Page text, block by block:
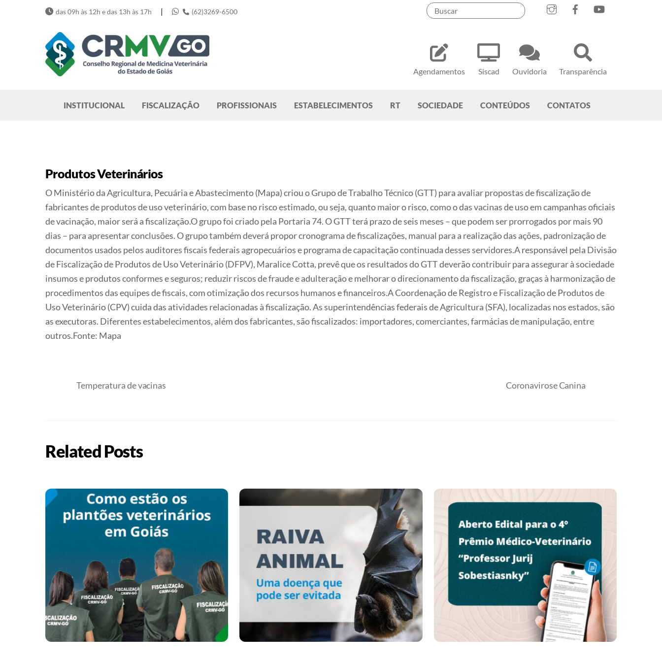
Agendamentos Siscad Ouvidoria Transparência
das 09h às 12h e das 13h às 17h | (62)3269-6500
INSTITUCIONAL FISCALIZAÇÃO PROFISSIONAIS ESTABELECIMENTOS RT SOCIEDADE CONTEÚDOS CONTATOS
Produtos Veterinários
O Ministério da Agricultura, Pecuária e Abastecimento (Mapa) criou o Grupo de Trabalho Técnico (GTT) para avaliar propostas de fiscalização de
fabricantes de produtos de uso veterinário, com base no risco estimado, ou seja, quanto maior o risco, como o das vacinas de uso em campanhas oficiais
de vacinação, maior será a fiscalização.O grupo foi criado pela Portaria 74. O GTT terá prazo de seis meses – que podem ser prorrogados por mais 90
dias – para apresentar conclusões. O grupo também deverá propor cronograma de fiscalizações, manual para a realização das ações, padronização de
documentos usados pelos auditores fiscais federais agropecuários e programa de capacitação continuada desses servidores.A responsável pela Divisão
de Fiscalização de Produtos de Uso Veterinário (DFPV), Maralice Cotta, prevê que os resultados do GTT deverão contribuir para assegurar à sociedade
insumos e produtos conformes e seguros; reduzir riscos de fraude e adulteração e melhorar o direcionamento da fiscalização, graças à harmonização de
procedimentos das equipes de fiscais, com otimização dos recursos humanos e financeiros.A Coordenação de Registro e Fiscalização de Produtos de
Uso Veterinário (CPV) cuida das atividades relacionadas à fiscalização. As superintendências federais de Agricultura (SFA), localizadas nos estados, são
as executoras. Diferentes estabelecimentos, além dos fabricantes, são fiscalizados: importadores, comerciantes, farmácias de manipulação, entre
outros.Fonte: Mapa
Temperatura de vacinas Coronavirose Canina
Related Posts